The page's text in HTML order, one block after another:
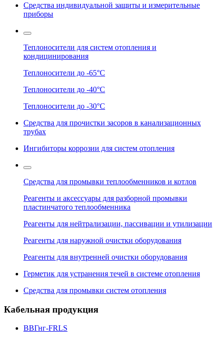
Средства индивидуальной защиты и измерительные
приборы
Теплоносители для систем отопления и
кондицинирования
Теплоносители до -65°C
Теплоносители до -40°C
Теплоносители до -30°C
Средства для прочистки засоров в канализационных
трубах
Ингибиторы коррозии для систем отопления
Средства для промывки теплообменников и котлов
Реагенты и аксессуары для разборной промывки
пластинчатого теплообменника
Реагенты для нейтрализации, пассивации и утилизации
Реагенты для наружной очистки оборудования
Реагенты для внутренней очистки оборудования
Герметик для устранения течей в системе отопления
Средства для промывки систем отопления
Кабельная продукция
ВВГнг-FRLS